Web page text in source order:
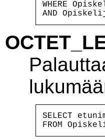
WHERE
SELECT